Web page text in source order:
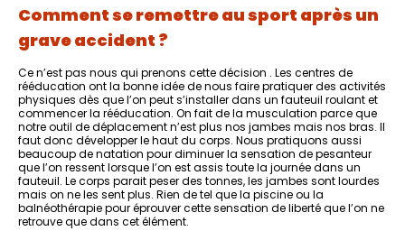
Comment se remettre au sport après un
grave accident ?
Ce n’est pas nous qui prenons cette décision . Les centres de
rééducation ont la bonne idée de nous faire pratiquer des activités
physiques dès que l’on peut s’installer dans un fauteuil roulant et
commencer la rééducation. On fait de la musculation parce que
notre outil de déplacement n’est plus nos jambes mais nos bras. Il
faut donc développer le haut du corps. Nous pratiquons aussi
beaucoup de natation pour diminuer la sensation de pesanteur
que l’on ressent lorsque l’on est assis toute la journée dans un
fauteuil. Le corps parait peser des tonnes, les jambes sont lourdes
mais on ne les sent plus. Rien de tel que la piscine ou la
balnéothérapie pour éprouver cette sensation de liberté que l’on ne
retrouve que dans cet élément.